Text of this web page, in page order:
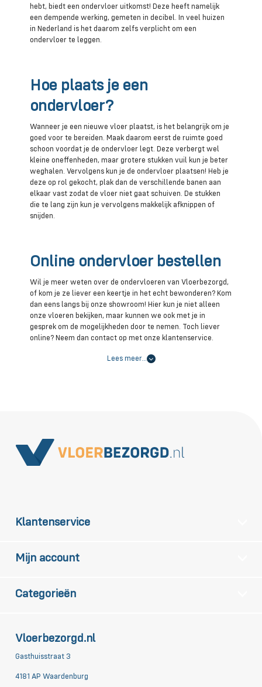
hebt, biedt een ondervloer uitkomst! Deze heeft namelijk
een dempende werking, gemeten in decibel. In veel huizen
in Nederland is het daarom zelfs verplicht om een
ondervloer te leggen.
Hoe plaats je een
ondervloer?
Wanneer je een nieuwe vloer plaatst, is het belangrijk om je
goed voor te bereiden. Maak daarom eerst de ruimte goed
schoon voordat je de ondervloer legt. Deze verbergt wel
kleine oneffenheden, maar grotere stukken vuil kun je beter
weghalen. Vervolgens kun je de ondervloer plaatsen! Heb je
deze op rol gekocht, plak dan de verschillende banen aan
elkaar vast zodat de vloer niet gaat schuiven. De stukken
die te lang zijn kun je vervolgens makkelijk afknippen of
snijden.
Online ondervloer bestellen
Wil je meer weten over de ondervloeren van Vloerbezorgd,
of kom je ze liever een keertje in het echt bewonderen? Kom
dan eens langs bij onze showroom! Hier kun je niet alleen
onze vloeren bekijken, maar kunnen we ook met je in
gesprek om de mogelijkheden door te nemen. Toch liever
online? Neem dan contact op met onze klantenservice.
Lees meer…
Vloerbezorgd.nl
Gasthuisstraat 3
4181 AP Waardenburg
Klantenservice
Mijn account
Categorieën